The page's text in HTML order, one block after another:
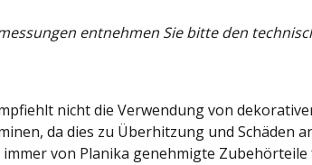
entnehmen Sie bitte den
nicht die Verwendung von
da dies zu Überhitzung und Schäden
immer von Planika genehmigte